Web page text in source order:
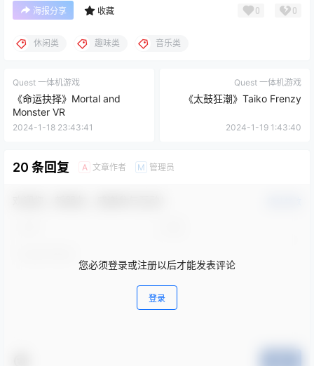
海报分享 收藏 0 0
休闲类 趣味类 音乐类
Quest 一体机游戏
《命运抉择》Mortal and
Monster VR
2024-1-18 23:43:41
Quest 一体机游戏
《太鼓狂潮》Taiko Frenzy
2024-1-19 1:43:40
20 条回复 A 文章作者 M 管理员
您必须登录或注册以后才能发表评论
登录